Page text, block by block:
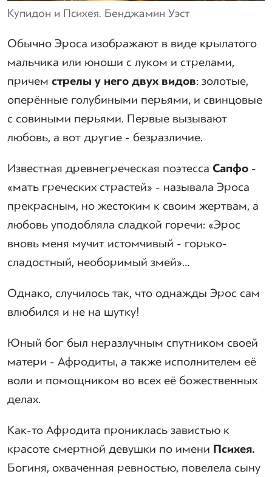
Купидон и Психея. Бенджамин Уэст
Обычно Эроса изображают в виде крылатого
мальчика или юноши с луком и стрелами,
причем стрелы у него двух видов: золотые,
оперённые голубиными перьями, и свинцовые
с совиными перьями. Первые вызывают
любовь, а вот другие - безразличие.
Известная древнегреческая поэтесса Сапфо -
«мать греческих страстей» - называла Эроса
прекрасным, но жестоким к своим жертвам, а
любовь уподобляла сладкой горечи: «Эрос
вновь меня мучит истомчивый - горько-
сладостный, необоримый змей»…
Однако, случилось так, что однажды Эрос сам
влюбился и не на шутку!
Юный бог был неразлучным спутником своей
матери - Афродиты, а также исполнителем её
воли и помощником во всех её божественных
делах.
Как-то Афродита прониклась завистью к
красоте смертной девушки по имени Психея.
Богиня, охваченная ревностью, повелела сыну